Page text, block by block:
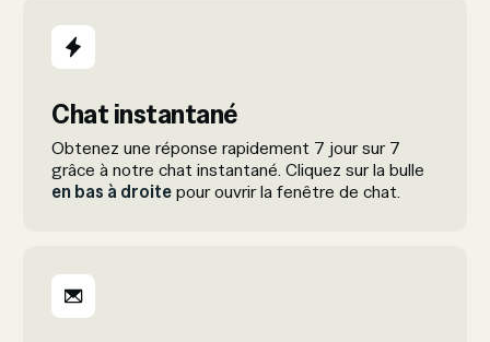
Chat instantané
Obtenez une réponse rapidement 7 jour sur 7
grâce à notre chat instantané. Cliquez sur la bulle
en bas à droitepour ouvrir la fenêtre de chat.